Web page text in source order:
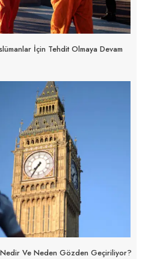
İçin Tehdit Olmaya Devam
Nedir Ve Neden Gözden Geçiriliyor?